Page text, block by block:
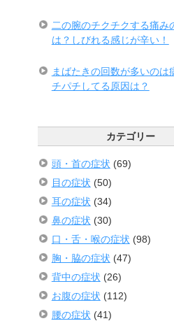
二の腕のチクチクする痛み
は？しびれる感じが辛い！
まばたきの回数が多いのは
チパチしてる原因は？
カテゴリー
頭・首の症状 (69)
目の症状 (50)
耳の症状 (34)
鼻の症状 (30)
口・舌・喉の症状 (98)
胸・脇の症状 (47)
背中の症状 (26)
お腹の症状 (112)
腰の症状 (41)